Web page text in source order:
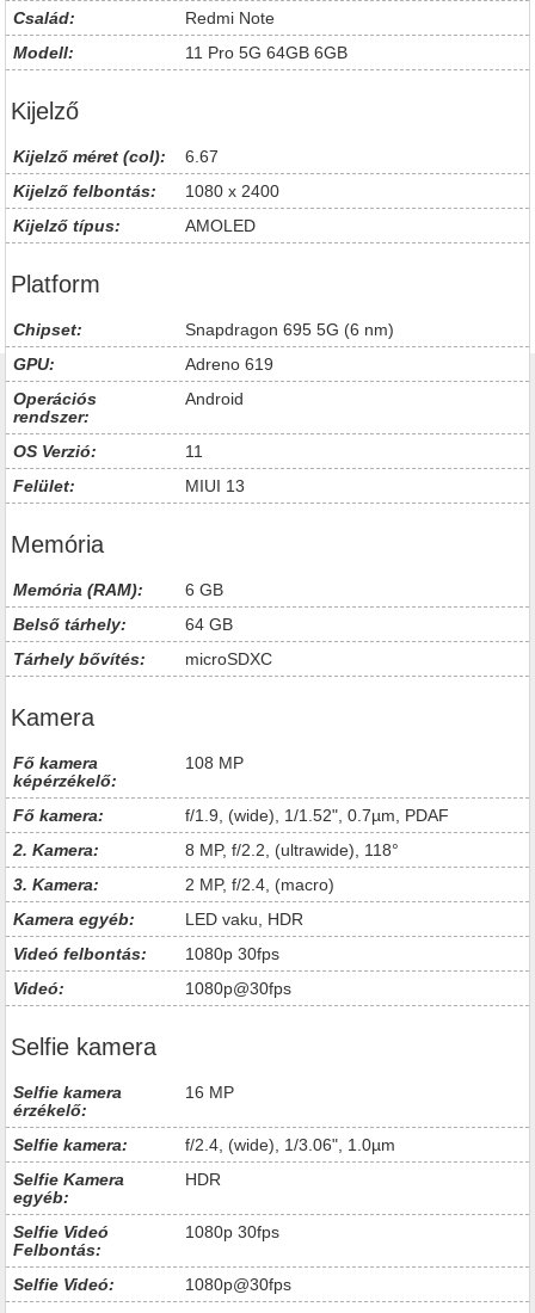
Család:
Redmi Note
Modell:
11 Pro 5G 64GB 6GB
Kijelző
Kijelző méret (col):
6.67
Kijelző felbontás:
1080 x 2400
Kijelző típus:
AMOLED
Platform
Chipset:
Snapdragon 695 5G (6 nm)
GPU:
Adreno 619
Operációs
rendszer:
Android
OS Verzió:
11
Felület:
MIUI 13
Memória
Memória (RAM):
6 GB
Belső tárhely:
64 GB
Tárhely bővítés:
microSDXC
Kamera
Fő kamera
képérzékelő:
108 MP
Fő kamera:
f/1.9, (wide), 1/1.52", 0.7µm, PDAF
2. Kamera:
8 MP, f/2.2, (ultrawide), 118°
3. Kamera:
2 MP, f/2.4, (macro)
Kamera egyéb:
LED vaku, HDR
Videó felbontás:
1080p 30fps
Videó:
1080p@30fps
Selfie kamera
Selfie kamera
érzékelő:
16 MP
Selfie kamera:
f/2.4, (wide), 1/3.06", 1.0µm
Selfie Kamera
egyéb:
HDR
Selfie Videó
Felbontás:
1080p 30fps
Selfie Videó: 1080p@30fps